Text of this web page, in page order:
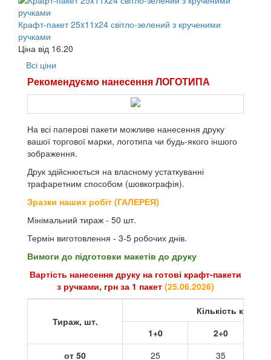
Крафт-пакет 25x11x24 світло-зелений з крученими
ручками
Ціна від 16.20
Всі ціни
Рекомендуємо нанесення ЛОГОТИПА
На всі паперові пакети можливе нанесення друку
вашої торгової марки, логотипа чи будь-якого іншого
зображення.
Друк здійснюється на власному устаткуванні
трафаретним способом (шовкографія).
Зразки наших робіт (ГАЛЕРЕЯ)
Мінімальний тираж - 50 шт.
Термін виготовлення - 3-5 робочих днів.
Вимоги до підготовки макетів до друку
Вартість нанесення друку на готові крафт-пакети
з ручками, грн за 1 пакет (25.06.2026)
Тираж, шт.
Кількість
1+0
2+0
от 50
25
35